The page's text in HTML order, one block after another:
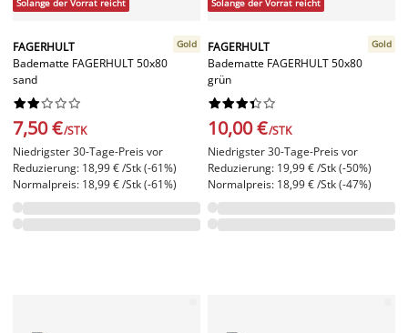
FAGERHULT
Badematte FAGERHULT 50x80
sand
Gold






7,50 €/STK
Niedrigster 30-Tage-Preis vor
Reduzierung: 18,99 € /Stk (-61%)
Normalpreis: 18,99 € /Stk (-61%)
FAGERHULT
Badematte FAGERHULT 50x80
grün
Gold






10,00 €/STK
Niedrigster 30-Tage-Preis vor
Reduzierung: 19,99 € /Stk (-50%)
Normalpreis: 18,99 € /Stk (-47%)